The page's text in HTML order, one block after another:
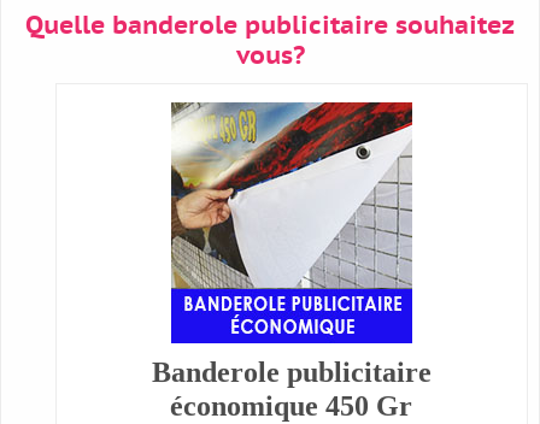
Quelle banderole publicitaire souhaitez
vous?
Banderole publicitaire
économique 450 Gr